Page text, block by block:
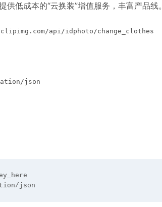
供低成本的“云换装”增值服务，丰富产品线。
api/idphoto/change_clothes
json